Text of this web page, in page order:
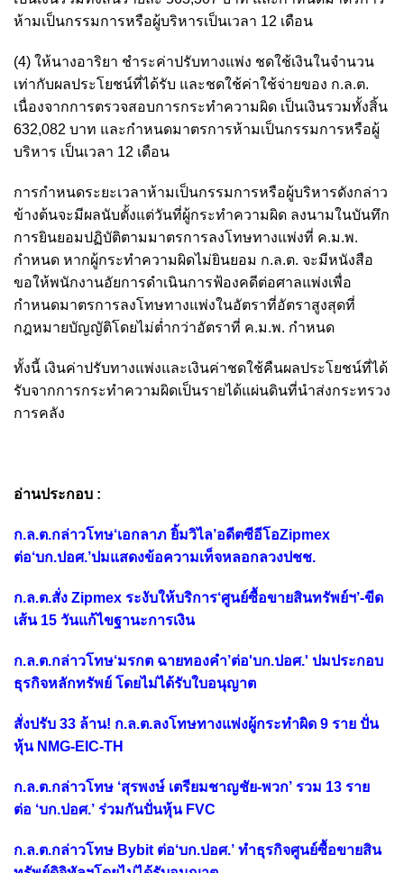
ห้ามเป็นกรรมการหรือผู้บริหารเป็นเวลา 12 เดือน
(4) ให้นางอาริยา ชำระค่าปรับทางแพ่ง ชดใช้เงินในจำนวน
เท่ากับผลประโยชน์ที่ได้รับ และชดใช้ค่าใช้จ่ายของ ก.ล.ต.
เนื่องจากการตรวจสอบการกระทำความผิด เป็นเงินรวมทั้งสิ้น
632,082 บาท และกำหนดมาตรการห้ามเป็นกรรมการหรือผู้
บริหาร เป็นเวลา 12 เดือน
การกำหนดระยะเวลาห้ามเป็นกรรมการหรือผู้บริหารดังกล่าว
ข้างต้นจะมีผลนับตั้งแต่วันที่ผู้กระทำความผิด ลงนามในบันทึก
การยินยอมปฏิบัติตามมาตรการลงโทษทางแพ่งที่ ค.ม.พ.
กำหนด หากผู้กระทำความผิดไม่ยินยอม ก.ล.ต. จะมีหนังสือ
ขอให้พนักงานอัยการดำเนินการฟ้องคดีต่อศาลแพ่งเพื่อ
กำหนดมาตรการลงโทษทางแพ่งในอัตราที่อัตราสูงสุดที่
กฎหมายบัญญัติโดยไม่ต่ำกว่าอัตราที่ ค.ม.พ. กำหนด
ทั้งนี้ เงินค่าปรับทางแพ่งและเงินค่าชดใช้คืนผลประโยชน์ที่ได้
รับจากการกระทำความผิดเป็นรายได้แผ่นดินที่นำส่งกระทรวง
การคลัง
อ่านประกอบ :
ก.ล.ต.กล่าวโทษ‘เอกลาภ ยิ้มวิไล’อดีตซีอีโอZipmex
ต่อ‘บก.ปอศ.’ปมแสดงข้อความเท็จหลอกลวงปชช.
ก.ล.ต.สั่ง Zipmex ระงับให้บริการ‘ศูนย์ซื้อขายสินทรัพย์ฯ’-ขีด
เส้น 15 วันแก้ไขฐานะการเงิน
ก.ล.ต.กล่าวโทษ‘มรกต ฉายทองคำ’ต่อ'บก.ปอศ.' ปมประกอบ
ธุรกิจหลักทรัพย์ โดยไม่ได้รับใบอนุญาต
สั่งปรับ 33 ล้าน! ก.ล.ต.ลงโทษทางแพ่งผู้กระทำผิด 9 ราย ปั่น
หุ้น NMG-EIC-TH
ก.ล.ต.กล่าวโทษ ‘สุรพงษ์ เตรียมชาญชัย-พวก’ รวม 13 ราย
ต่อ ‘บก.ปอศ.’ ร่วมกันปั่นหุ้น FVC
ก.ล.ต.กล่าวโทษ Bybit ต่อ‘บก.ปอศ.’ ทำธุรกิจศูนย์ซื้อขายสิน